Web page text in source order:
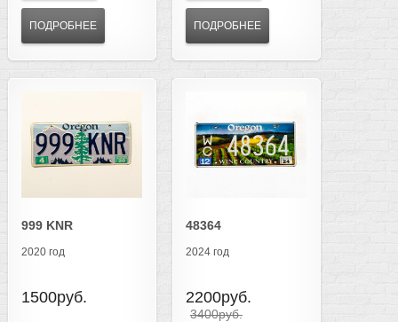
ПОДРОБНЕЕ ПОДРОБНЕЕ
999 KNR
2020 год
1500руб.
48364
2024 год
2200руб.
3400руб.